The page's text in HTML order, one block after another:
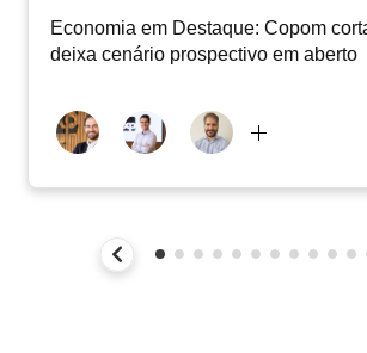
Economia em Destaque: Copom
deixa cenário prospectivo em aberto